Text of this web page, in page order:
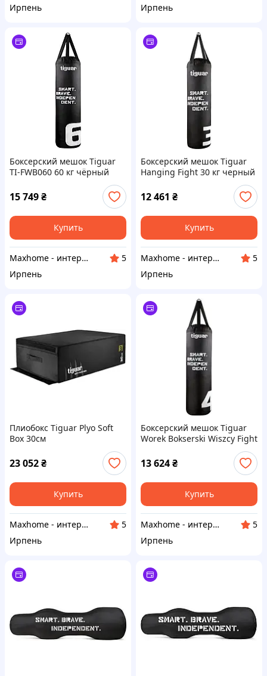
Ирпень
Ирпень
Боксерский мешок Tiguar
TI-FWB060 60 кг чёрный
15 749₴
Купить
Maxhome - интернет магазин
5
Ирпень
Боксерский мешок Tiguar
Hanging Fight 30 кг черный
12 461 ₴
Купить
Maxhome - интернет магазин
5
Ирпень
Плиобокс Tiguar Plyo Soft
Box 30см
23 052₴
Купить
Maxhome - интернет магазин
5
Ирпень
Боксерский мешок Tiguar
Worek Bokserski Wiszcy Fight
13 624₴
Купить
Maxhome - интернет магазин
5
Ирпень